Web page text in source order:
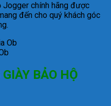
Jogger chính hãng được
đến cho quý khách góc
BẢO HỘ